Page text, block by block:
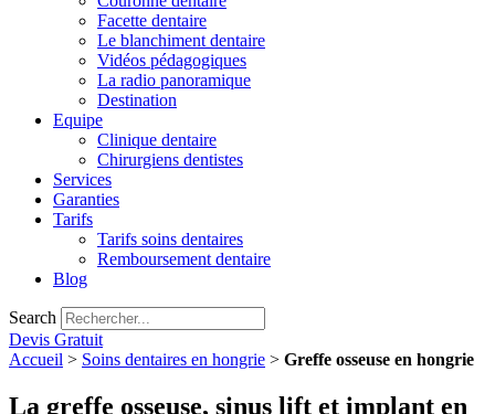
Facette dentaire
Le blanchiment dentaire
Vidéos pédagogiques
La radio panoramique
Destination
Equipe
Clinique dentaire
Chirurgiens dentistes
Services
Garanties
Tarifs
Tarifs soins dentaires
Remboursement dentaire
Blog
Search
Devis Gratuit
Accueil > Soins dentaires en hongrie > Greffe osseuse en hongrie
La greffe osseuse, sinus lift et implant en